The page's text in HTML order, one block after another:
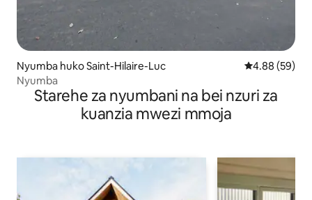
Nyumba huko Saint-Hilaire-Luc Ukadiriaji wa
4.88 (59)
Nyumba
Starehe za nyumbani na bei nzuri za
kuanzia mwezi mmoja